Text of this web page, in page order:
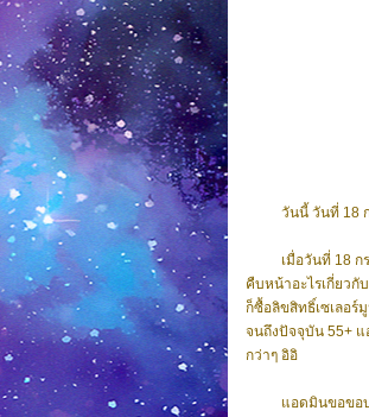
วันนี้ วันที่ 18
เมื่อวันที่ 18 กรก
คืบหน้าอะไรเกี่ยวกั
ก็ซื้อลิขสิทธิ์เซเลอร์
จนถึงปัจจุบัน 55+
กว่าๆ อิอิ
แอดมินขอขอบคุณ